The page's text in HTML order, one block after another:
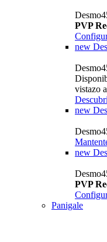
PVP
new
vistazo
new
new
PVP
Panigale